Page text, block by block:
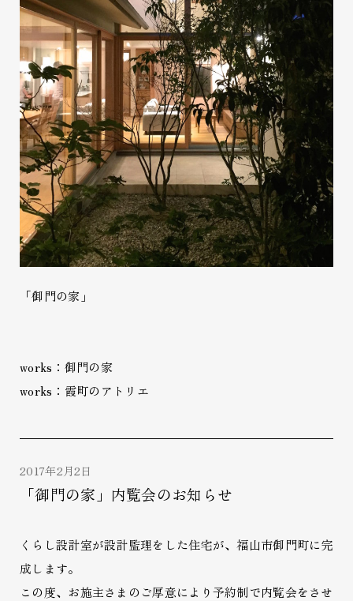
「御門の家」
works：御門の家
works：霞町のアトリエ
2017年2月2日
「御門の家」内覧会のお知らせ
くらし設計室が設計監理をした住宅が、福山市御門町に完
成します。
この度、お施主さまのご厚意により予約制で内覧会をさせ